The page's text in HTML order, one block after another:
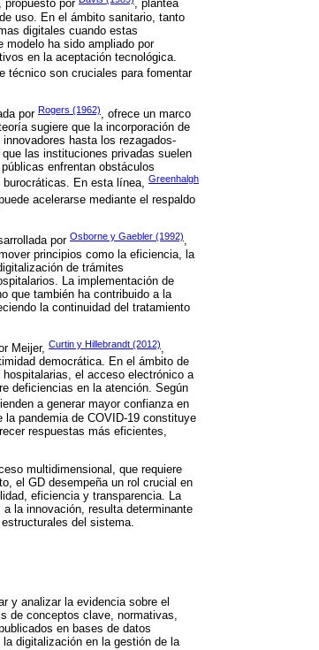
propuesto por
, plantea
uso. En el ámbito sanitario, tanto
digitales cuando estas
modelo ha sido ampliado por
en la aceptación tecnológica.
técnico son cruciales para fomentar
por Rogers (1962), ofrece un marco
sugiere que la incorporación de
hasta los rezagados-
las instituciones privadas suelen
enfrentan obstáculos
En esta línea, Greenhalgh
acelerarse mediante el respaldo
por Osborne y Gaebler (1992),
principios como la eficiencia, la
de trámites
La implementación de
que también ha contribuido a la
la continuidad del tratamiento
Meijer, Curtin y Hillebrandt (2012),
democrática. En el ámbito de
el acceso electrónico a
deficiencias en la atención. Según
a generar mayor confianza en
pandemia de COVID-19 constituye
respuestas más eficientes,
multidimensional, que requiere
el GD desempeña un rol crucial en
eficiencia y transparencia. La
la innovación, resulta determinante
del sistema.
y analizar la evidencia sobre el
de conceptos clave, normativas,
en bases de datos
digitalización en la gestión de la